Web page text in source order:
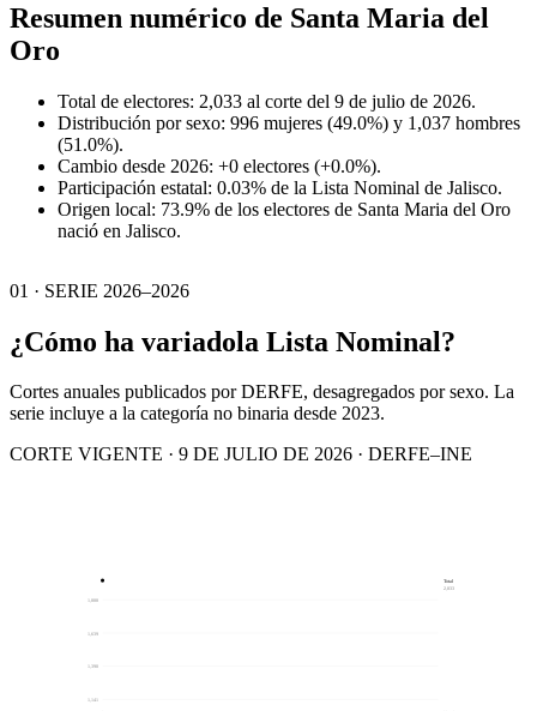
Resumen numérico de Santa Maria del
Oro
Total de electores: 2,033 al corte del 9 de julio de 2026.
Distribución por sexo: 996 mujeres (49.0%) y 1,037 hombres
(51.0%).
Cambio desde 2026: +0 electores (+0.0%).
Participación estatal: 0.03% de la Lista Nominal de Jalisco.
Origen local: 73.9% de los electores de Santa Maria del Oro
nació en Jalisco.
01 · SERIE 2026–2026
¿Cómo ha variadola Lista Nominal?
Cortes anuales publicados por DERFE, desagregados por sexo. La
serie incluye a la categoría no binaria desde 2023.
CORTE VIGENTE · 9 DE JULIO DE 2026 · DERFE–INE
1,141
1,390
1,639
1,888
Total
2,033